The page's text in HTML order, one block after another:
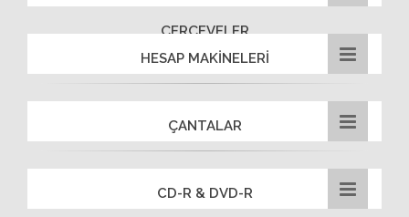
ÇERÇEVELER
HESAP MAKİNELERİ
ÇANTALAR
CD-R & DVD-R